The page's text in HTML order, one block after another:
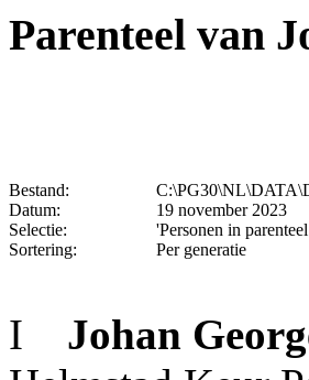
Parenteel van
Bestand:
Datum:
19 november 2023
Selectie:
'Personen in
Sortering:
Per generatie
I Johan